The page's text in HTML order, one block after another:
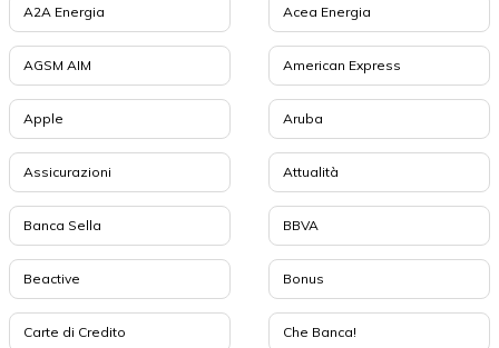
A2A Energia Acea Energia
AGSM AIM American Express
Apple Aruba
Assicurazioni Attualità
Banca Sella BBVA
Beactive Bonus
Carte di Credito Che Banca!